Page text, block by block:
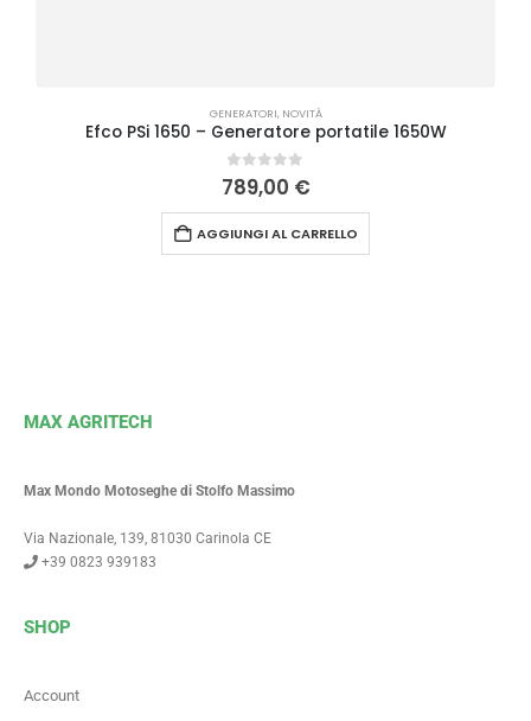
GENERATORI, NOVITÀ
Efco PSi 1650 – Generatore portatile 1650W
0Su 5
789,00 €
AGGIUNGI AL CARRELLO
MAX AGRITECH
Max Mondo Motoseghe di Stolfo Massimo
Via Nazionale, 139, 81030 Carinola CE
+39 0823 939183
SHOP
Account